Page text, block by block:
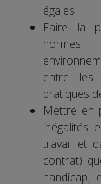
égales
Faire la
entre les
pratiques
Mettre en
inégalités
travail et
contrat)
handicap,